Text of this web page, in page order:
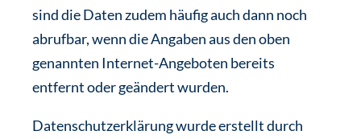
sind die Daten zudem häufig auch dann noch
abrufbar, wenn die Angaben aus den oben
genannten Internet-Angeboten bereits
entfernt oder geändert wurden.
Datenschutzerklärung wurde erstellt durch